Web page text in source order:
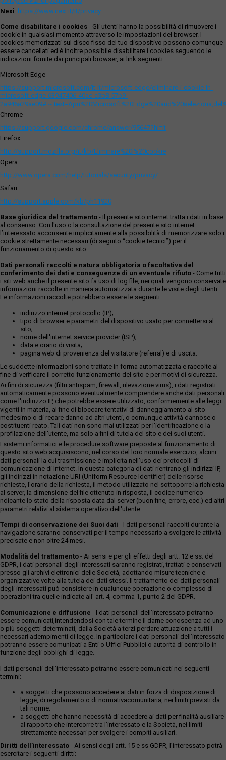
Nexi: https://www.nexi.it/it/privacy
Come disabilitare i cookies - Gli utenti hanno la possibilità di rimuovere i
cookie in qualsiasi momento attraverso le impostazioni del browser. I
cookies memorizzati sul disco fisso del tuo dispositivo possono comunque
essere cancellati ed è inoltre possibile disabilitare i cookies seguendo le
indicazioni fornite dai principali browser, ai link seguenti:
Microsoft Edge
https://support.microsoft.com/it-it/microsoft-edge/eliminare-i-cookie-in-
microsoft-edge-63947406-40ac-c3b8-57b9-
Chrome
https://support.google.com/chrome/answer/95647?hl=it
Firefox
http://support.mozilla.org/it/kb/Eliminare%20i%20cookie
Opera
http://www.opera.com/help/tutorials/security/privacy/
Safari
http://support.apple.com/kb/ph11920
Base giuridica del trattamento - Il presente sito internet tratta i dati in base
al consenso. Con l'uso o la consultazione del presente sito internet
l’interessato acconsente implicitamente alla possibilità di memorizzare solo i
cookie strettamente necessari (di seguito “cookie tecnici”) per il
funzionamento di questo sito.
Dati personali raccolti e natura obbligatoria o facoltativa del
conferimento dei dati e conseguenze di un eventuale rifiuto - Come tutti
i siti web anche il presente sito fa uso di log file, nei quali vengono conservate
informazioni raccolte in maniera automatizzata durante le visite degli utenti.
Le informazioni raccolte potrebbero essere le seguenti:
indirizzo internet protocollo (IP);
tipo di browser e parametri del dispositivo usato per connettersi al
sito;
nome dell'internet service provider (ISP);
data e orario di visita;
pagina web di provenienza del visitatore (referral) e di uscita.
Le suddette informazioni sono trattate in forma automatizzata e raccolte al
fine di verificare il corretto funzionamento del sito e per motivi di sicurezza.
Ai fini di sicurezza (filtri antispam, firewall, rilevazione virus), i dati registrati
automaticamente possono eventualmente comprendere anche dati personali
come l'indirizzo IP, che potrebbe essere utilizzato, conformemente alle leggi
vigenti in materia, al fine di bloccare tentativi di danneggiamento al sito
medesimo o di recare danno ad altri utenti, o comunque attività dannose o
costituenti reato. Tali dati non sono mai utilizzati per l'identificazione o la
profilazione dell'utente, ma solo a fini di tutela del sito e dei suoi utenti.
I sistemi informatici e le procedure software preposte al funzionamento di
questo sito web acquisiscono, nel corso del loro normale esercizio, alcuni
dati personali la cui trasmissione è implicita nell'uso dei protocolli di
comunicazione di Internet. In questa categoria di dati rientrano gli indirizzi IP,
gli indirizzi in notazione URI (Uniform Resource Identifier) delle risorse
richieste, l'orario della richiesta, il metodo utilizzato nel sottoporre la richiesta
al server, la dimensione del file ottenuto in risposta, il codice numerico
ndicante lo stato della risposta data dal server (buon fine, errore, ecc.) ed altri
parametri relativi al sistema operativo dell'utente.
Tempi di conservazione dei Suoi dati - I dati personali raccolti durante la
navigazione saranno conservati per il tempo necessario a svolgere le attività
precisate e non oltre 24 mesi.
Modalità del trattamento - Ai sensi e per gli effetti degli artt. 12 e ss. del
GDPR, i dati personali degli interessati saranno registrati, trattati e conservati
presso gli archivi elettronici delle Società, adottando misure tecniche e
organizzative volte alla tutela dei dati stessi. Il trattamento dei dati personali
degli interessati può consistere in qualunque operazione o complesso di
operazioni tra quelle indicate all' art. 4, comma 1, punto 2 del GDPR.
Comunicazione e diffusione - I dati personali dell’interessato potranno
essere comunicati,intendendosi con tale termine il darne conoscenza ad uno
o più soggetti determinati, dalla Società a terzi perdare attuazione a tutti i
necessari adempimenti di legge. In particolare i dati personali dell’interessato
potranno essere comunicati a Enti o Uffici Pubblici o autorità di controllo in
funzione degli obblighi di legge.
I dati personali dell’interessato potranno essere comunicati nei seguenti
termini:
a soggetti che possono accedere ai dati in forza di disposizione di
legge, di regolamento o di normativacomunitaria, nei limiti previsti da
tali norme;
a soggetti che hanno necessità di accedere ai dati per finalità ausiliare
al rapporto che intercorre tra l’interessato e la Società, nei limiti
strettamente necessari per svolgere i compiti ausiliari.
Diritti dell’interessato - Ai sensi degli artt. 15 e ss GDPR, l’interessato potrà
esercitare i seguenti diritti: